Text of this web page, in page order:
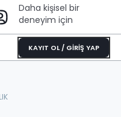
Daha kişisel bir
deneyim için
KAYIT OL / GİRİŞ YAP